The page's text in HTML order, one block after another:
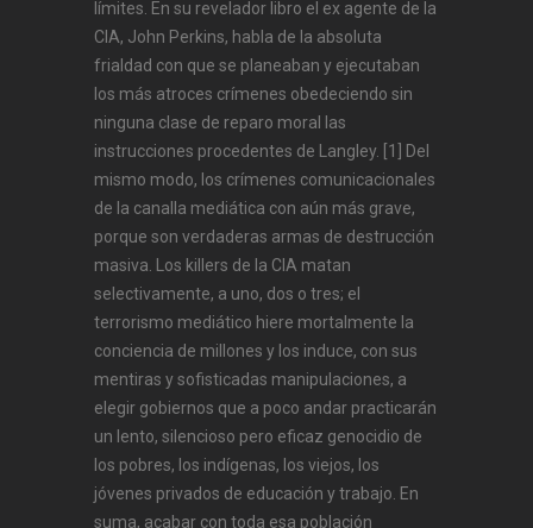
límites. En su revelador libro el ex agente de la
CIA, John Perkins, habla de la absoluta
frialdad con que se planeaban y ejecutaban
los más atroces crímenes obedeciendo sin
ninguna clase de reparo moral las
instrucciones procedentes de Langley. [1] Del
mismo modo, los crímenes comunicacionales
de la canalla mediática con aún más grave,
porque son verdaderas armas de destrucción
masiva. Los killers de la CIA matan
selectivamente, a uno, dos o tres; el
terrorismo mediático hiere mortalmente la
conciencia de millones y los induce, con sus
mentiras y sofisticadas manipulaciones, a
elegir gobiernos que a poco andar practicarán
un lento, silencioso pero eficaz genocidio de
los pobres, los indígenas, los viejos, los
jóvenes privados de educación y trabajo. En
suma, acabar con toda esa población